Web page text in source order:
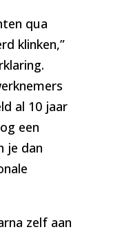
qua
klinken,”
al 10 jaar
een
je dan
zelf aan